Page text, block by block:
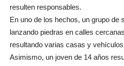
resulten responsables.
En uno de los hechos, un grupo de
lanzando piedras en calles
resultando varias casas y
Asimismo, un joven de 14 años